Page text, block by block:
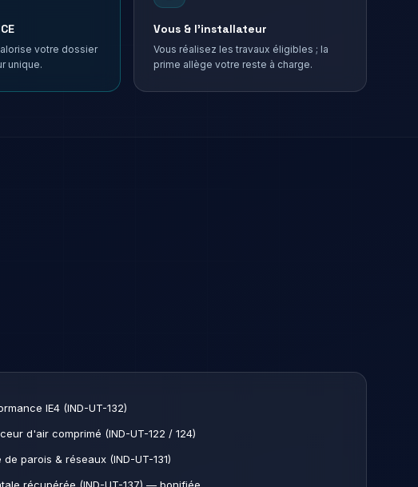
votre dossier
unique.
Vous & l'installateur
Vous réalisez les travaux éligibles ; la
prime allège votre reste à charge.
IE4 (IND-UT-132)
d'air comprimé (IND-UT-122 / 124)
parois & réseaux (IND-UT-131)
récupérée (IND-UT-137) — bonifiée